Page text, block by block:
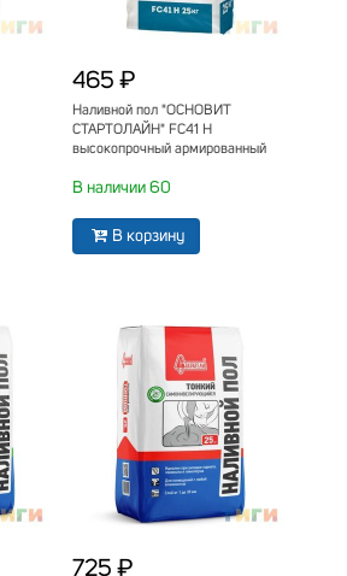
465 ₽
Наливной пол "ОСНОВИТ
СТАРТОЛАЙН" FC41 H
высокопрочный армированный
В наличии 60
В корзину
725 ₽